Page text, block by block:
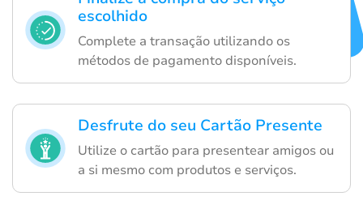
escolhido
Complete a transação utilizando os
métodos de pagamento disponíveis.
Desfrute do seu Cartão Presente
Utilize o cartão para presentear amigos ou
a si mesmo com produtos e serviços.